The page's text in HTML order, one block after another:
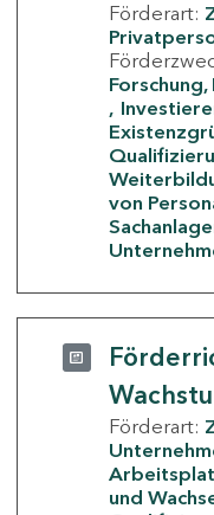
Förderart:
von
Förderart:
und